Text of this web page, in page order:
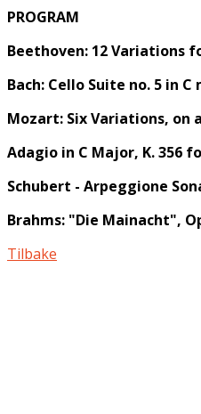
PROGRAM
Beethoven: 12 Variations
Bach: Cello Suite no. 5 in C
Mozart: Six Variations, on
Adagio in C Major, K. 356
Schubert - Arpeggione
Brahms: "Die Mainacht",
Tilbake